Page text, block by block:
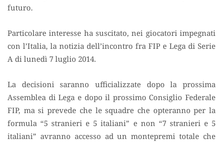
futuro.
Particolare interesse ha suscitato, nei giocatori impegnati
con l’Italia, la notizia dell’incontro fra FIP e Lega di Serie
A di lunedì 7 luglio 2014.
La decisioni saranno ufficializzate dopo la prossima
Assemblea di Lega e dopo il prossimo Consiglio Federale
FIP, ma si prevede che le squadre che opteranno per la
formula “5 stranieri e 5 italiani” e non “7 stranieri e 5
italiani” avranno accesso ad un montepremi totale che